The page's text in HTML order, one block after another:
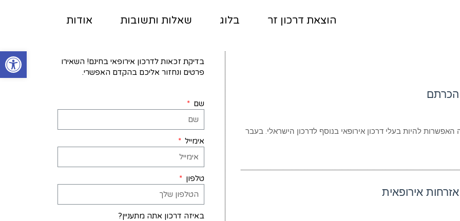
פתח
הוצאת דרכון זר בלוג שאלות ותשובות אודות
הכרתם
להיות בעלי דרכון אירופאי בנוסף לדרכון הישראלי. בעבר
אירופאית
בדיקת זכאות לדרכון אירופאי בחינם! השאירו
פרטים ונחזור אליכם בהקדם האפשרי.
שם
אימייל
טלפון
באיזה דרכון אתה מתעניין?